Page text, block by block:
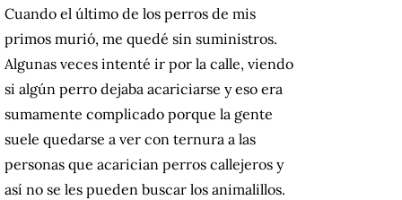
Cuando el último de los perros de mis
primos murió, me quedé sin suministros.
Algunas veces intenté ir por la calle, viendo
si algún perro dejaba acariciarse y eso era
sumamente complicado porque la gente
suele quedarse a ver con ternura a las
personas que acarician perros callejeros y
así no se les pueden buscar los animalillos.